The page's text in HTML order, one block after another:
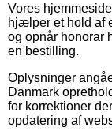
Vores
hjælper et hold af
og opnår honorar
en bestilling.
Oplysninger
Danmark
for korrektioner
opdatering af